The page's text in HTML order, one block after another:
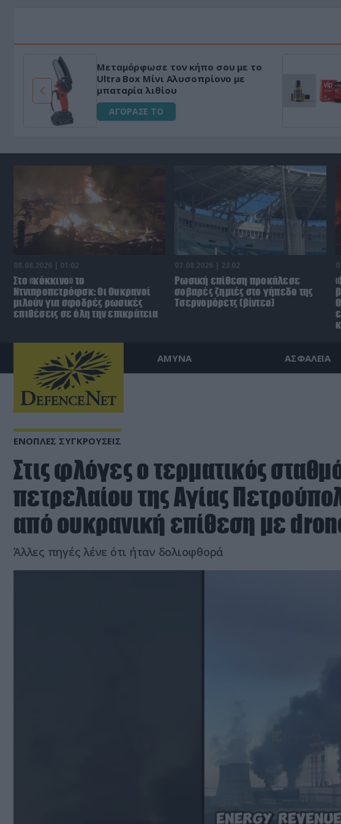
HAPI END: 100% φυτικό διεγερτικό
για άνδρες!
ΑΓΟΡΑΣΕ ΤΟ
08.08.2026 | 01:02
Στο «κόκκινο» το
Ντνιπροπετρόφσκ: Οι Ουκρανοί
μιλούν για σφοδρές ρωσικές
επιθέσεις σε όλη την επικράτεια
07.08.2026 | 23:02
Ρωσική επίθεση προκάλεσε
σοβαρές ζημιές στο γήπεδο της
Τσερνομόρετς (βίντεο)
ΑΜΥΝΑ ΑΣΦΑΛΕΙΑ
ΕΝΟΠΛΕΣ ΣΥΓΚΡΟΥΣΕΙΣ
Στις φλόγες ο τερματικός
πετρελαίου της Αγίας
από ουκρανική επίθεση με
Άλλες πηγές λένε ότι ήταν δολιοφθορά